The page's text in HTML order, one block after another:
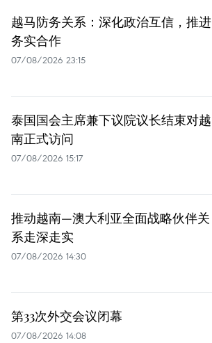
越马防务关系：深化政治互信，推进
务实合作
07/08/2026 23:15
泰国国会主席兼下议院议长结束对越
南正式访问
07/08/2026 15:17
推动越南—澳大利亚全面战略伙伴关
系走深走实
07/08/2026 14:30
第33次外交会议闭幕
07/08/2026 14:08